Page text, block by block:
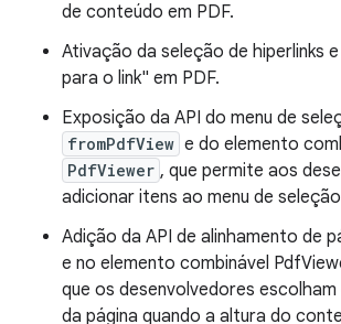
de conteúdo em PDF.
Ativação da seleção de hiperlinks
para o link" em PDF.
Exposição da API do menu de
fromPdfView e do elemento
PdfViewer , que permite aos
adicionar itens ao menu de
Adição da API de alinhamento de
e no elemento combinável
que os desenvolvedores
da página quando a altura do